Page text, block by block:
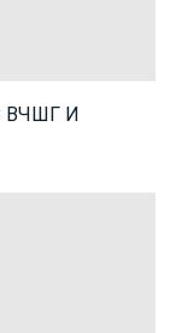
ВЧШГ И